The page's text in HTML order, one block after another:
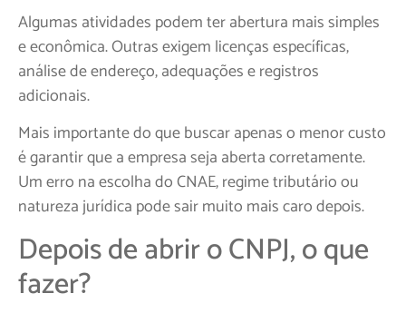
Algumas atividades podem ter abertura mais simples
e econômica. Outras exigem licenças específicas,
análise de endereço, adequações e registros
adicionais.
Mais importante do que buscar apenas o menor custo
é garantir que a empresa seja aberta corretamente.
Um erro na escolha do CNAE, regime tributário ou
natureza jurídica pode sair muito mais caro depois.
Depois de abrir o CNPJ, o que
fazer?